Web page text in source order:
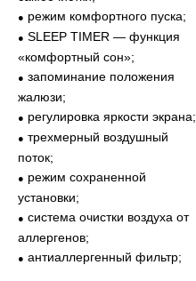
● режим комфортного пуска;
● SLEEP TIMER — функция
«комфортный сон»;
● запоминание положения
жалюзи;
● регулировка яркости экрана;
● трехмерный воздушный
поток;
● режим сохраненной
установки;
● система очистки воздуха от
аллергенов;
● антиаллергенный фильтр;